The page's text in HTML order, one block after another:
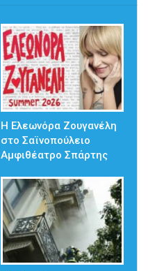
Η Ελεωνόρα Ζουγανέλη
στο Σαϊνοπούλειο
Αμφιθέατρο Σπάρτης